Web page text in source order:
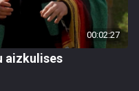
00:02:27
aizkulises